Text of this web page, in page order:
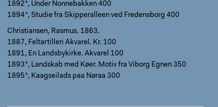
1892*, Under Nonnebakken 400
1894*, Studie fra Skipperalleen ved Fredensborg 400
Christiansen, Rasmus. 1863.
1887, Feltartilleri Akvarel. Kr. 100
1891, En Landsbykirke. Akvarel 100
1893*, Landskab med Køer. Motiv fra Viborg Egnen 350
1895*, Kaagseilads paa Nøraa 300